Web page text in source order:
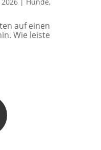
auf einen
Wie leiste